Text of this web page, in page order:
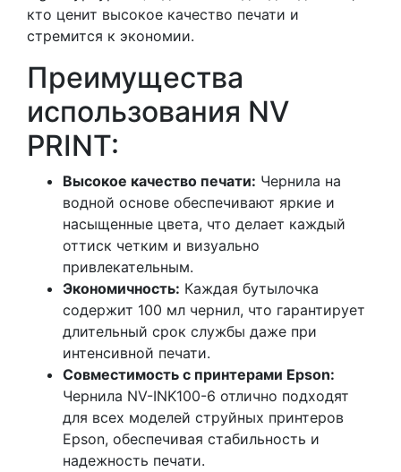
кто ценит высокое качество печати и
стремится к экономии.
Преимущества
использования NV
PRINT:
Высокое качество печати: Чернила на
водной основе обеспечивают яркие и
насыщенные цвета, что делает каждый
оттиск четким и визуально
привлекательным.
Экономичность: Каждая бутылочка
содержит 100 мл чернил, что гарантирует
длительный срок службы даже при
интенсивной печати.
Совместимость с принтерами Epson:
Чернила NV-INK100-6 отлично подходят
для всех моделей струйных принтеров
Epson, обеспечивая стабильность и
надежность печати.